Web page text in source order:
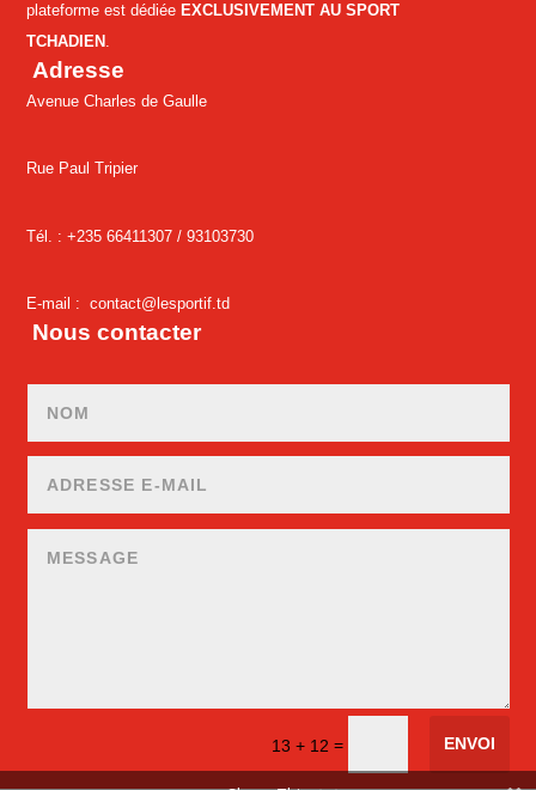
plateforme est dédiée EXCLUSIVEMENT AU SPORT
TCHADIEN .
Adresse
Avenue Charles de Gaulle
Rue Paul Tripier
Tél. : +235 66411307 /93103730
E-mail :contact@lesportif.td
Nous contacter
13 + 12 = ENVOI